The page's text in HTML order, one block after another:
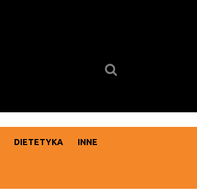
DIETETYKA INNE